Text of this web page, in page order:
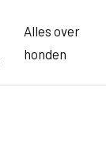
Alles over
honden